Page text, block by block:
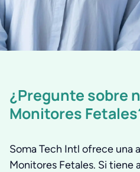
¿Pregunte sobre
Monitores
Soma Tech Intl ofrece una
Monitores Fetales. Si tiene